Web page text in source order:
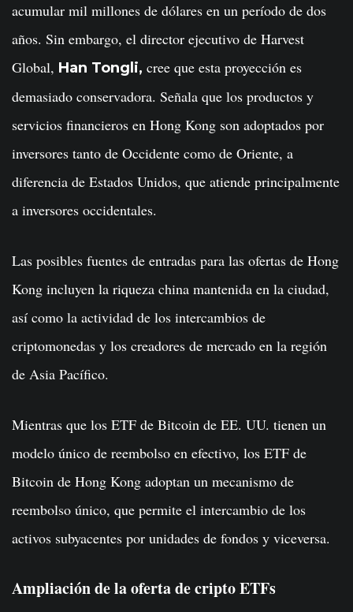
acumular mil millones de dólares en un período de dos
años. Sin embargo, el director ejecutivo de Harvest
Global, Han Tongli, cree que esta proyección es
demasiado conservadora. Señala que los productos y
servicios financieros en Hong Kong son adoptados por
inversores tanto de Occidente como de Oriente, a
diferencia de Estados Unidos, que atiende principalmente
a inversores occidentales.
Las posibles fuentes de entradas para las ofertas de Hong
Kong incluyen la riqueza china mantenida en la ciudad,
así como la actividad de los intercambios de
criptomonedas y los creadores de mercado en la región
de Asia Pacífico.
Mientras que los ETF de Bitcoin de EE. UU. tienen un
modelo único de reembolso en efectivo, los ETF de
Bitcoin de Hong Kong adoptan un mecanismo de
reembolso único, que permite el intercambio de los
activos subyacentes por unidades de fondos y viceversa.
Ampliación de la oferta de cripto ETFs